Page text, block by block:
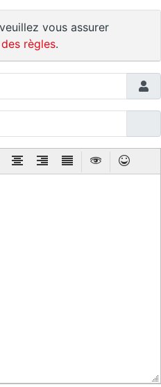
vous assurer
règles.